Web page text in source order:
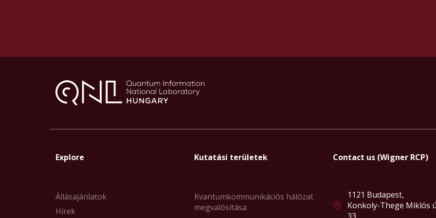
Explore
Állásajánlatok
Hírek
Kutatási területek
Kvantumkommunikációs hálózat
megvalósítása
Contact us (Wigner RCP)
1121 Budapest,
Konkoly-Thege Miklós